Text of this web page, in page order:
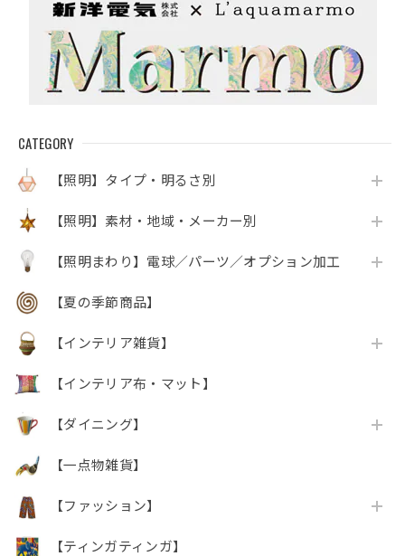
CATEGORY
【照明】タイプ・明るさ別
【照明】素材・地域・メーカー別
【照明まわり】電球／パーツ／オプション加工
【夏の季節商品】
【インテリア雑貨】
【インテリア布・マット】
【ダイニング】
【一点物雑貨】
【ファッション】
【ティンガティンガ】